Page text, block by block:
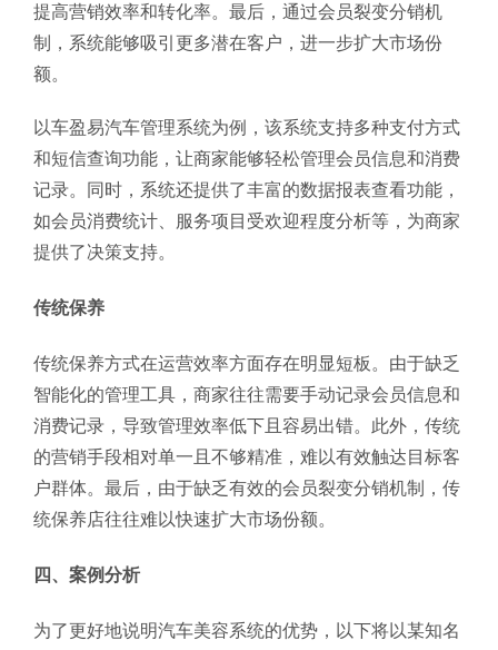
提高营销效率和转化率。最后，通过会员裂变分销机
制，系统能够吸引更多潜在客户，进一步扩大市场份
额。
以车盈易汽车管理系统为例，该系统支持多种支付方式
和短信查询功能，让商家能够轻松管理会员信息和消费
记录。同时，系统还提供了丰富的数据报表查看功能，
如会员消费统计、服务项目受欢迎程度分析等，为商家
提供了决策支持。
传统保养
传统保养方式在运营效率方面存在明显短板。由于缺乏
智能化的管理工具，商家往往需要手动记录会员信息和
消费记录，导致管理效率低下且容易出错。此外，传统
的营销手段相对单一且不够精准，难以有效触达目标客
户群体。最后，由于缺乏有效的会员裂变分销机制，传
统保养店往往难以快速扩大市场份额。
四、案例分析
为了更好地说明汽车美容系统的优势，以下将以某知名